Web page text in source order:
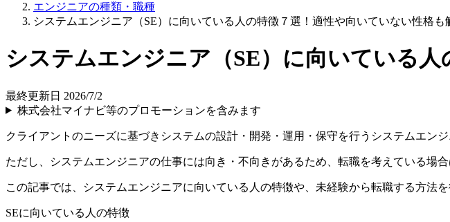
エンジニアの種類・職種
システムエンジニア（SE）に向いている人の特徴７選！適性や向いていない性格も
システムエンジニア（SE）に向いている
最終更新日 2026/7/2
株式会社マイナビ等のプロモーションを含みます
クライアントのニーズに基づきシステムの設計・開発・運用・保守を行うシステムエン
ただし、 システムエンジニアの仕事には向き・不向きがあるため、転職を考えている場
この記事では、システムエンジニアに向いている人の特徴や、未経験から転職する方法
SEに向いている人の特徴